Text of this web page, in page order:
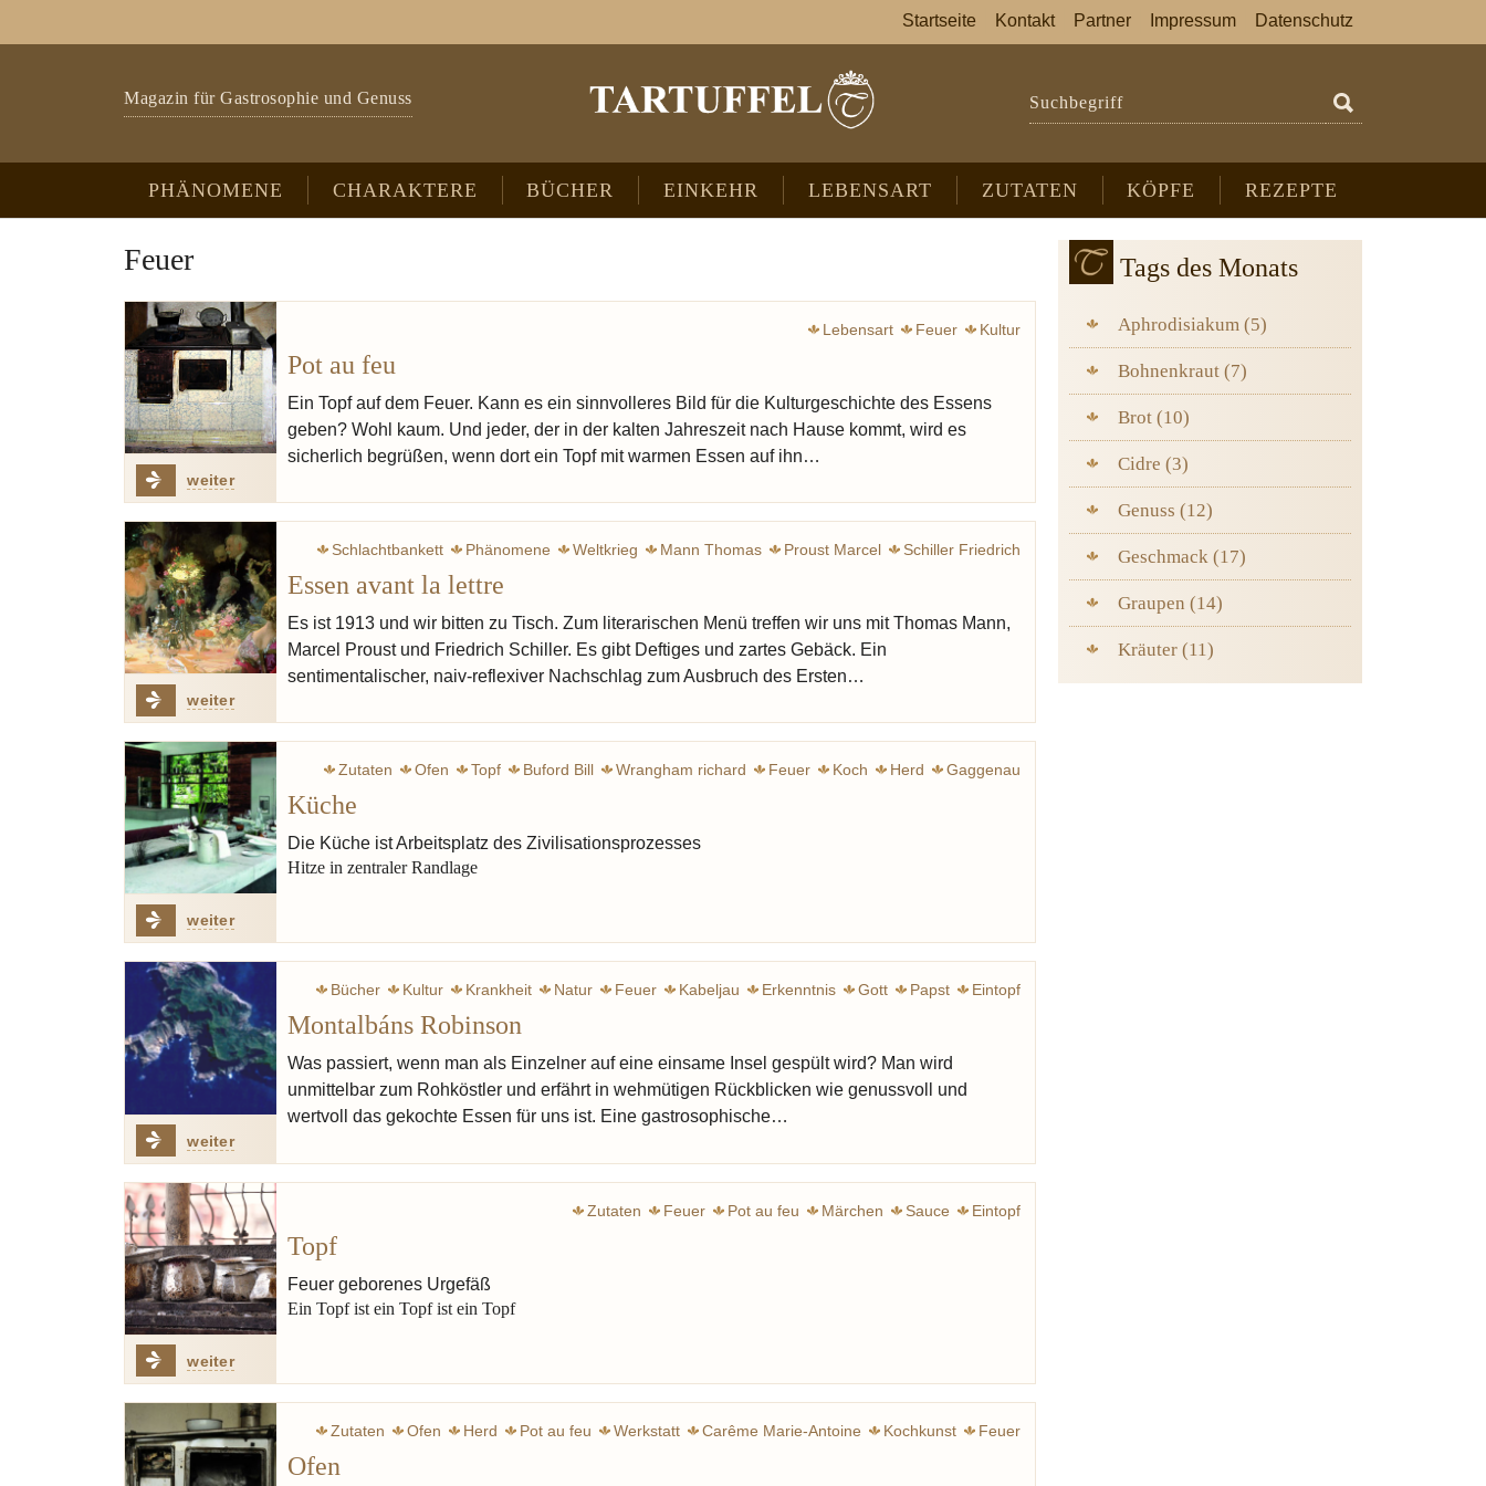
Magazin für Gastrosophie und Genuss Suchbegriff
PHÄNOMENE CHARAKTERE BÜCHER EINKEHR LEBENSART ZUTATEN KÖPFE REZEPTE
Startseite Kontakt Partner Impressum Datenschutz
Feuer
weiter
Lebensart Feuer Kultur
Pot au feu
Ein Topf auf dem Feuer. Kann es ein sinnvolleres Bild für die Kulturgeschichte des Essens
geben? Wohl kaum. Und jeder, der in der kalten Jahreszeit nach Hause kommt, wird es
sicherlich begrüßen, wenn dort ein Topf mit warmen Essen auf ihn…
weiter
Schlachtbankett Phänomene Weltkrieg Mann Thomas Proust Marcel
Schiller Friedrich
Madeleine
Feuer
Essen avant la lettre
Es ist 1913 und wir bitten zu Tisch. Zum literarischen Menü treffen wir uns mit Thomas Mann,
Marcel Proust und Friedrich Schiller. Es gibt Deftiges und zartes Gebäck. Ein
sentimentalischer, naiv-reflexiver Nachschlag zum Ausbruch des Ersten…
weiter
Zutaten Ofen Topf Buford Bill Wrangham richard Feuer Koch Herd
Gaggenau
Küche
Die Küche ist Arbeitsplatz des Zivilisationsprozesses
Hitze in zentraler Randlage
weiter
Bücher Kultur Krankheit Natur Feuer Kabeljau Erkenntnis Gott Papst
Eintopf
Montalbáns Robinson
Was passiert, wenn man als Einzelner auf eine einsame Insel gespült wird? Man wird
unmittelbar zum Rohköstler und erfährt in wehmütigen Rückblicken wie genussvoll und
wertvoll das gekochte Essen für uns ist. Eine gastrosophische…
weiter
Zutaten Feuer Pot au feu Märchen Sauce Eintopf
Topf
Feuer geborenes Urgefäß
Ein Topf ist ein Topf ist ein Topf
Zutaten Ofen Herd Pot au feu Werkstatt Carême Marie-Antoine Kochkunst Feuer
Ofen
Tags des Monats
Aphrodisiakum (5)
Bohnenkraut (7)
Brot (10)
Cidre (3)
Genuss (12)
Geschmack (17)
Graupen (14)
Kräuter (11)